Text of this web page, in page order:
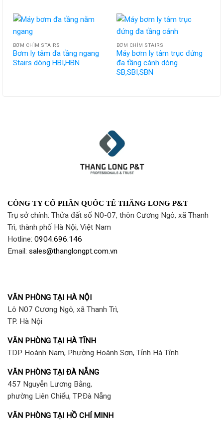
BƠM CHÌM STAIRS
Bơm ly tâm đa tầng ngang
Stairs dòng HBI,HBN
BƠM CHÌM STAIRS
Máy bơm ly tâm trục đứng
đa tầng cánh dòng
SB,SBI,SBN
CÔNG TY CỔ PHẦN QUỐC TẾ THĂNG LONG P&T
Trụ sở chính: Thửa đất số N0-07, thôn Cương Ngô, xã Thanh
Trì, thành phố Hà Nội, Việt Nam
Hotline: 0904.696.146
Email: sales@thanglongpt.com.vn
VĂN PHÒNG TẠI HÀ NỘI
Lô N07 Cương Ngô, xã Thanh Trì,
TP. Hà Nội
VĂN PHÒNG TẠI HÀ TĨNH
TDP Hoành Nam, Phường Hoành Sơn, Tỉnh Hà Tĩnh
VĂN PHÒNG TẠI ĐÀ NẴNG
457 Nguyễn Lương Bằng,
phường Liên Chiểu, TP.Đà Nẵng
VĂN PHÒNG TẠI HỒ CHÍ MINH